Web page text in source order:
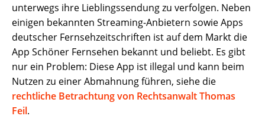
unterwegs ihre Lieblingssendung zu verfolgen. Neben
einigen bekannten Streaming-Anbietern sowie Apps
deutscher Fernsehzeitschriften ist auf dem Markt die
App Schöner Fernsehen bekannt und beliebt. Es gibt
nur ein Problem: Diese App ist illegal und kann beim
Nutzen zu einer Abmahnung führen, siehe die
rechtliche Betrachtung von Rechtsanwalt Thomas
Feil.